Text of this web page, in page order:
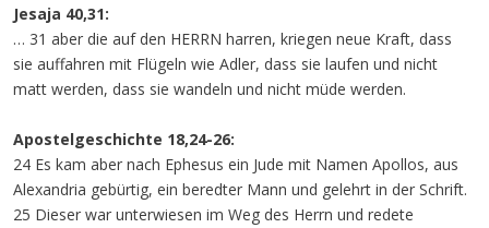
Jesaja 40,31:
… 31 aber die auf den HERRN harren, kriegen neue Kraft, dass
sie auffahren mit Flügeln wie Adler, dass sie laufen und nicht
matt werden, dass sie wandeln und nicht müde werden.
Apostelgeschichte 18,24-26:
24 Es kam aber nach Ephesus ein Jude mit Namen Apollos, aus
Alexandria gebürtig, ein beredter Mann und gelehrt in der Schrift.
25 Dieser war unterwiesen im Weg des Herrn und redete